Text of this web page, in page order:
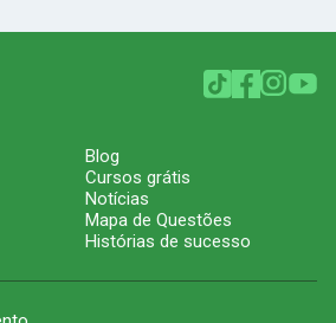
Blog
Cursos grátis
Notícias
Mapa de Questões
Histórias de sucesso